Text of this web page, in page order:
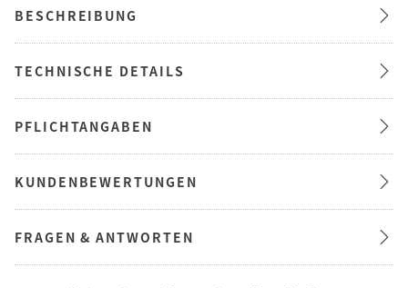
BESCHREIBUNG
TECHNISCHE DETAILS
PFLICHTANGABEN
KUNDENBEWERTUNGEN
FRAGEN & ANTWORTEN